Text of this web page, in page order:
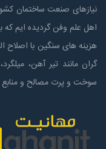
نیازهای صنعت ساختمان
اهل علم وفن گردیده ایم
هزینه های سنگین با
گران مانند تیر آهن،
سوخت و پرت مصالح و منابع